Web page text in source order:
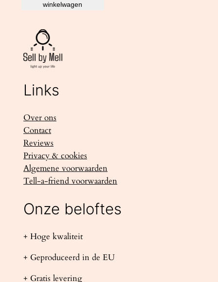
winkelwagen
Links
Over ons
Contact
Reviews
Privacy & cookies
Algemene voorwaarden
Tell-a-friend voorwaarden
Onze beloftes
+ Hoge kwaliteit
+ Geproduceerd in de EU
+ Gratis levering